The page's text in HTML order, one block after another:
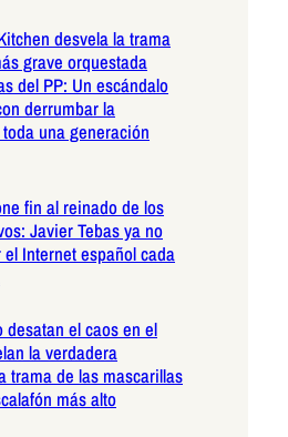
desvela la trama
grave orquestada
del PP: Un escándalo
derrumbar la
una generación
fin al reinado de los
Javier Tebas ya no
Internet español cada
desatan el caos en el
la verdadera
trama de las mascarillas
más alto